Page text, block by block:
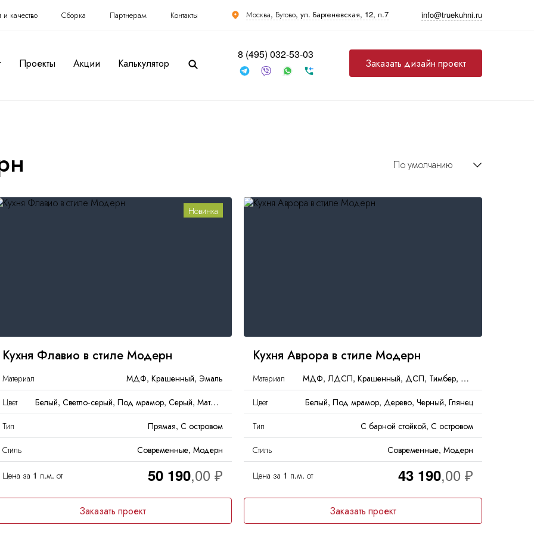
и качество Сборка Партнерам Контакты Москва, Бутово, ул. Бартеневская, 12, п.7 info@truekuhni.ru
Проекты Акции Калькулятор
8 (495) 032-53-03
Заказать дизайн проект
МДФ
мм
Выдвижные механизмы
Новинка
Кухня Флавио в стиле Модерн
Материал
МДФ, Крашенный, Эмаль
Цвет
Белый, Светло-серый, Под мрамор, Серый, Матовый
Тип
Прямая, С островом
Стиль
Современные, Модерн
Цена за 1 п.м. от 50 190
Заказать проект
Кухня Аврора в стиле Модерн
Материал
МДФ, ЛДСП, Крашенный, ДСП, Тимбер, Эмаль
Цвет
Белый, Под мрамор, Дерево, Черный, Глянец
Тип
С барной стойкой, С островом
Стиль
Современные, Модерн
Цена за 1 п.м. от 43 190
Заказать проект